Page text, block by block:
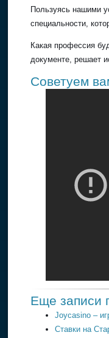
Пользуясь нашими
специальности,
Какая профессия
документе, решает
Советуем
Еще записи
Joycasino –
Ставки на